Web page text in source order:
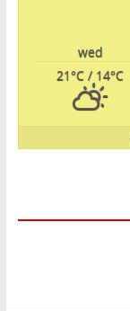
wed
21°C / 14°C